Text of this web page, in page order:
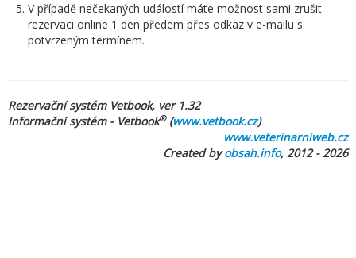
V případě nečekaných událostí máte možnost sami zrušit
rezervaci online 1 den předem přes odkaz v e-mailu s
potvrzeným termínem.
Rezervační systém Vetbook, ver 1.32
Informační systém - Vetbook®(www.vetbook.cz)
www.veterinarniweb.cz
Created byobsah.info, 2012 - 2026